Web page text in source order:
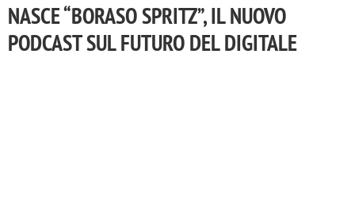
NASCE “BORASO SPRITZ”, IL NUOVO
PODCAST SUL FUTURO DEL DIGITALE